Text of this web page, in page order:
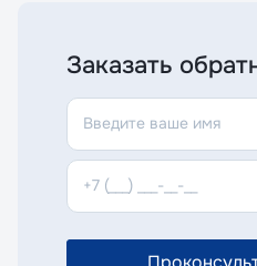
Заказать